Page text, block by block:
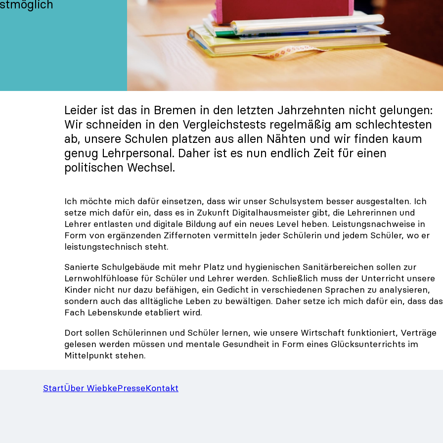
Leider ist das in Bremen in den letzten Jahrzehnten nicht gelungen:
Wir schneiden in den Vergleichstests regelmäßig am schlechtesten
ab, unsere Schulen platzen aus allen Nähten und wir finden kaum
genug Lehrpersonal. Daher ist es nun endlich Zeit für einen
politischen Wechsel.
Ich möchte mich dafür einsetzen, dass wir unser Schulsystem besser ausgestalten. Ich
setze mich dafür ein, dass es in Zukunft Digitalhausmeister gibt, die Lehrerinnen und
Lehrer entlasten und digitale Bildung auf ein neues Level heben. Leistungsnachweise in
Form von ergänzenden Ziffernoten vermitteln jeder Schülerin und jedem Schüler, wo er
leistungstechnisch steht.
Sanierte Schulgebäude mit mehr Platz und hygienischen Sanitärbereichen sollen zur
Lernwohlfühloase für Schüler und Lehrer werden. Schließlich muss der Unterricht unsere
Kinder nicht nur dazu befähigen, ein Gedicht in verschiedenen Sprachen zu analysieren,
sondern auch das alltägliche Leben zu bewältigen. Daher setze ich mich dafür ein, dass das
Fach Lebenskunde etabliert wird.
Dort sollen Schülerinnen und Schüler lernen, wie unsere Wirtschaft funktioniert, Verträge
gelesen werden müssen und mentale Gesundheit in Form eines Glücksunterrichts im
Mittelpunkt stehen.
StartÜber WiebkePresseKontakt